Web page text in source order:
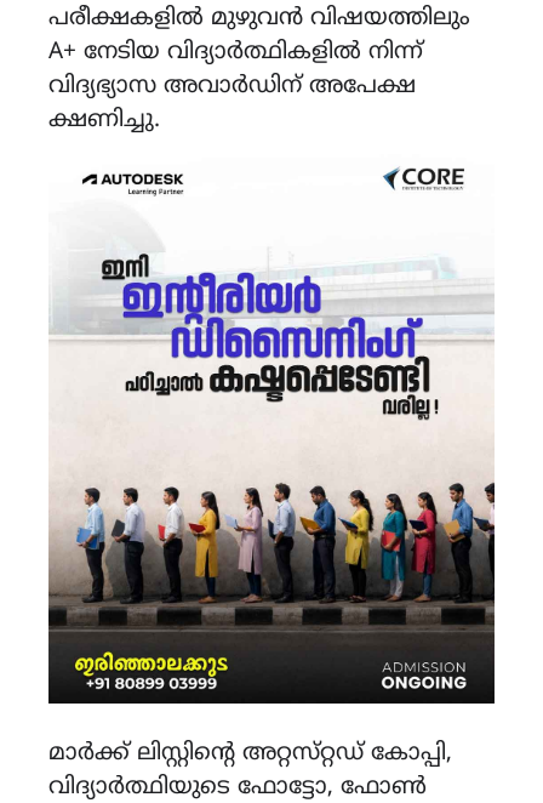
പരീക്ഷകളിൽ മുഴുവൻ വിഷയത്തിലും
A+ നേടിയ വിദ്യാർത്ഥികളിൽ നിന്ന്
വിദ്യഭ്യാസ അവാർഡിന് അപേക്ഷ
ക്ഷണിച്ചു.
മാർക്ക് ലിസ്റ്റിന്റെ അറ്റസ്‌റ്റഡ് കോപ്പി,
വിദ്യാർത്ഥിയുടെ ഫോട്ടോ, ഫോൺ